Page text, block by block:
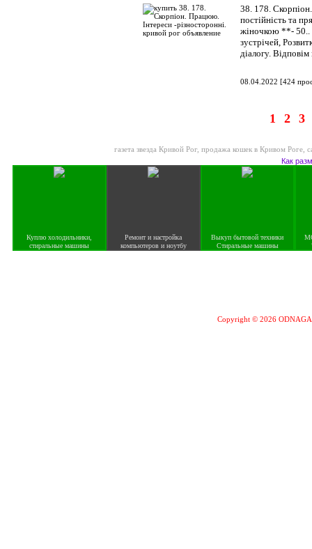
38. 178.
постійність та
жіночкою **- 50..
зустрічей,
діалогу.
08.04.2022 [424
1 2 3
газета звезда Кривой Рог, продажа кошек в Кривом Роге
Как
Куплю холодильники,
стиральные машины
Ремонт и настройка
компьютеров и ноутбу
Выкуп бытовой техники
Стиральные машины
Copyright © 2026